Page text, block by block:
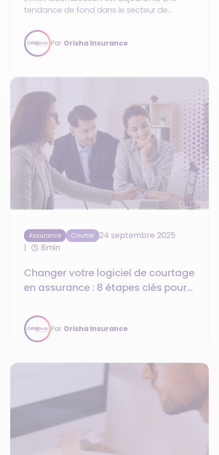
tendance de fond dans le secteur de
délégataires de gestion… De plus en plus
d’acteurs en quête de croissance
souhaitent tirer profit des opportunités
Par Orisha Insurance
Assurance Courtier 24 septembre 2025
8min
Changer votre logiciel de courtage
en assurance : 8 étapes clés pour
Par Orisha Insurance